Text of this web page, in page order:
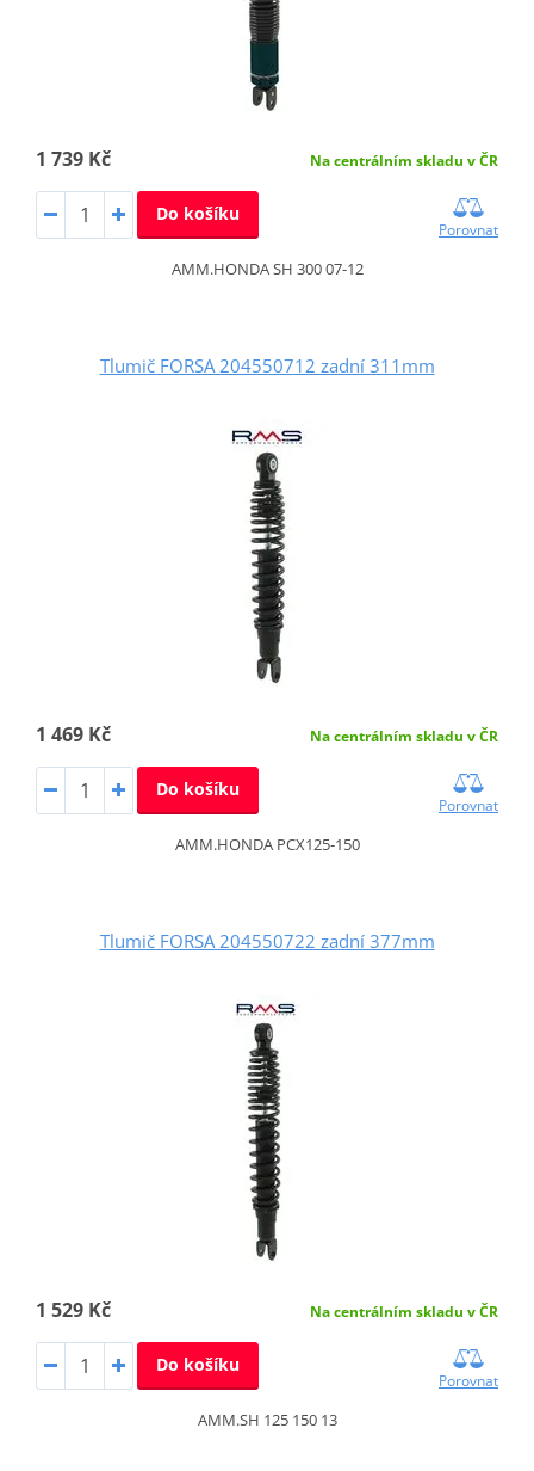
1 739 Kč Na centrálním skladu v ČR
Do košíku
Porovnat
AMM.HONDA SH 300 07-12
Tlumič FORSA 204550712 zadní 311mm
1 469 Kč Na centrálním skladu v ČR
Do košíku
Porovnat
AMM.HONDA PCX125-150
Tlumič FORSA 204550722 zadní 377mm
1 529 Kč Na centrálním skladu v ČR
Do košíku
Porovnat
AMM.SH 125 150 13